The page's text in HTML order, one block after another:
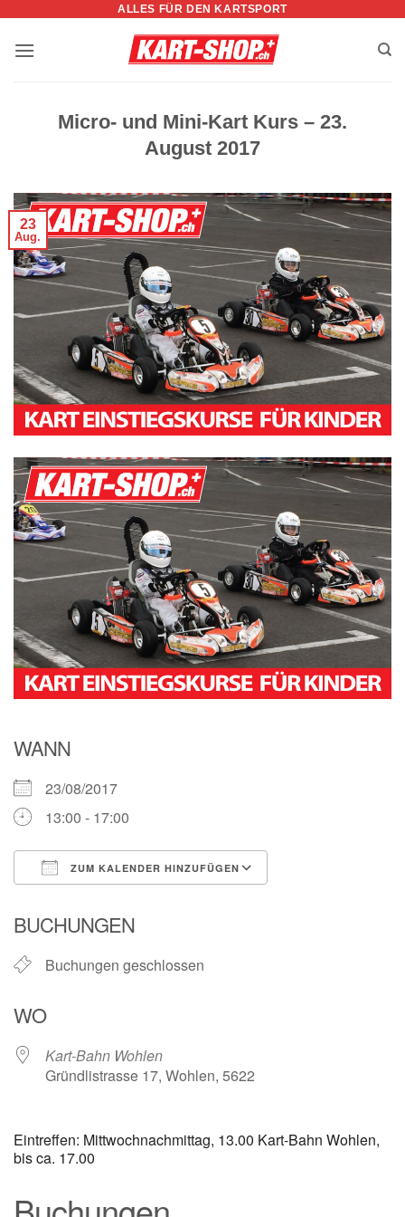
springen
ALLES FÜR DEN KARTSPORT
Micro- und Mini-Kart Kurs – 23.
August 2017
23
Aug.
WANN
23/08/2017
13:00 - 17:00
ZUM KALENDER HINZUFÜGEN
BUCHUNGEN
Buchungen geschlossen
WO
Kart-Bahn Wohlen
Gründlistrasse 17, Wohlen, 5622
Eintreffen: Mittwochnachmittag, 13.00 Kart-Bahn Wohlen,
bis ca. 17.00